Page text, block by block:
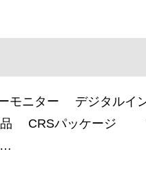
モニター デジタルイ
品 CRSパッケージ